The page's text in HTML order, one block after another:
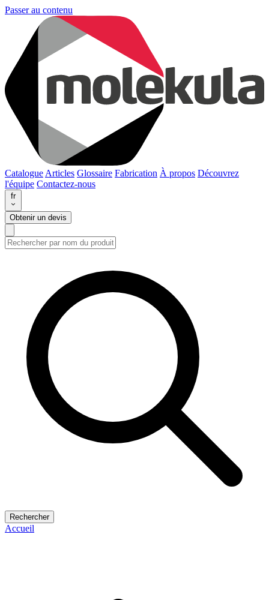
Passer au contenu
Catalogue Articles Glossaire Fabrication À propos Découvrez
l'équipe Contactez-nous
fr
Obtenir un devis
Rechercher
Accueil